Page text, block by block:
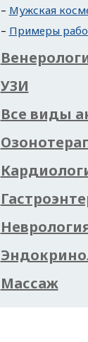
Мужская
Примеры
УЗИ
Все виды
Массаж